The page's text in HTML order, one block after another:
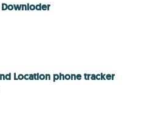
Location phone tracker